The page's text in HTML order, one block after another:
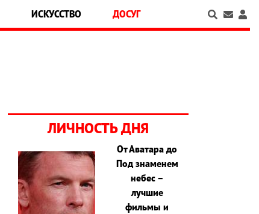
ИСКУССТВО ДОСУГ
ЛИЧНОСТЬ ДНЯ
От Аватара до
Под знаменем
небес –
лучшие
фильмы и